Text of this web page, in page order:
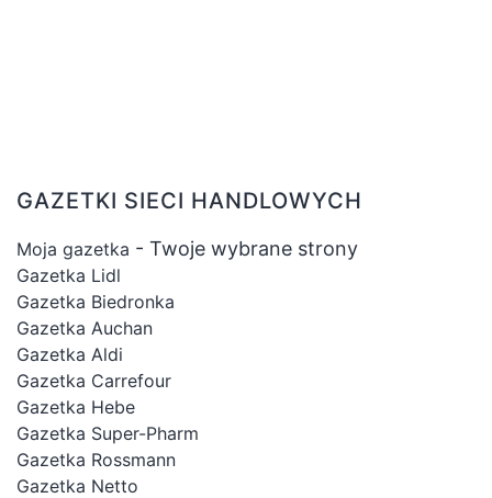
GAZETKI SIECI HANDLOWYCH
Moja gazetka - Twoje wybrane strony
Gazetka Lidl
Gazetka Biedronka
Gazetka Auchan
Gazetka Aldi
Gazetka Carrefour
Gazetka Hebe
Gazetka Super-Pharm
Gazetka Rossmann
Gazetka Netto